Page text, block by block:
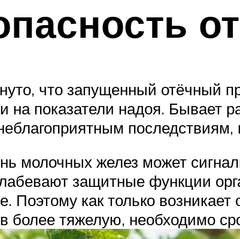
что запущенный отёчный
на показатели надоя. Бывает
молочных желез может
защитные функции
Поэтому как только
тяжелую, необходимо